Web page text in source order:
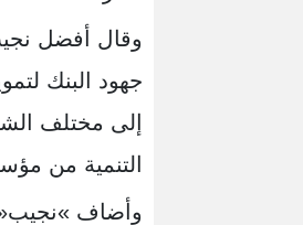
وقال أفضل
جهود البنك
إلى مختلف
التنمية من
وأضاف »نجيب«